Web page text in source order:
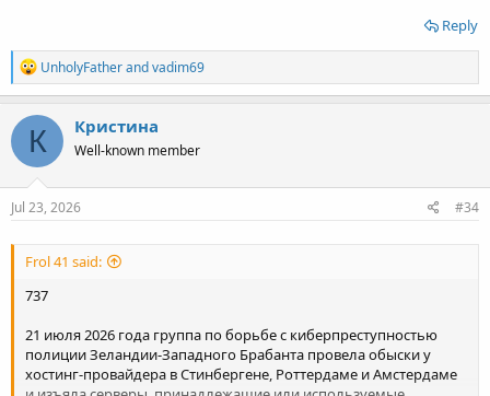
Reply
R
e
a
c
t
i
o
n
s
UnholyFatherandvadim69
К Кристина
Well-known member
Jul 23, 2026 #34
Frol 41 said:
737
21 июля 2026 года группа по борьбе с киберпреступностью
полиции Зеландии-Западного Брабанта провела обыски у
хостинг-провайдера в Стинбергене, Роттердаме и Амстердаме